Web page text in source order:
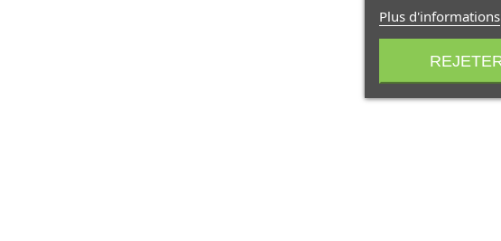
Plus d'informations